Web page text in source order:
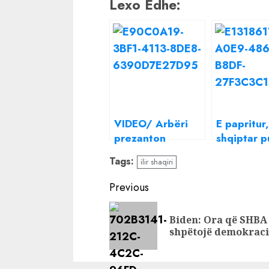
Lexo Edhe:
VIDEO/ Arbëri
prezanton
partneren e tij,
momenti kur e
puth në buzë
E
shqiptar
Tags: ilir shaqiri
Continue
Reading
Previous
Biden: Ora që
shpëtojë